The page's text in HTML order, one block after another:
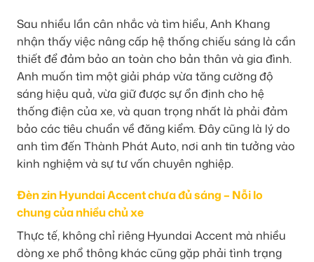
Sau nhiều lần cân nhắc và tìm hiểu, Anh Khang
nhận thấy việc nâng cấp hệ thống chiếu sáng là cần
thiết để đảm bảo an toàn cho bản thân và gia đình.
Anh muốn tìm một giải pháp vừa tăng cường độ
sáng hiệu quả, vừa giữ được sự ổn định cho hệ
thống điện của xe, và quan trọng nhất là phải đảm
bảo các tiêu chuẩn về đăng kiểm. Đây cũng là lý do
anh tìm đến Thành Phát Auto, nơi anh tin tưởng vào
kinh nghiệm và sự tư vấn chuyên nghiệp.
Đèn zin Hyundai Accent chưa đủ sáng – Nỗi lo
chung của nhiều chủ xe
Thực tế, không chỉ riêng Hyundai Accent mà nhiều
dòng xe phổ thông khác cũng gặp phải tình trạng